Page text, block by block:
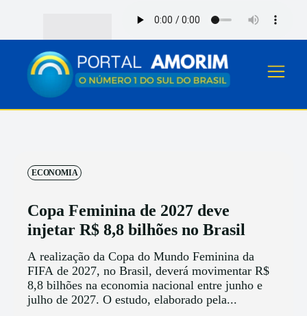
ECONOMIA
Copa Feminina de 2027 deve
injetar R$ 8,8 bilhões no Brasil
A realização da Copa do Mundo Feminina da
FIFA de 2027, no Brasil, deverá movimentar R$
8,8 bilhões na economia nacional entre junho e
julho de 2027. O estudo, elaborado pela...